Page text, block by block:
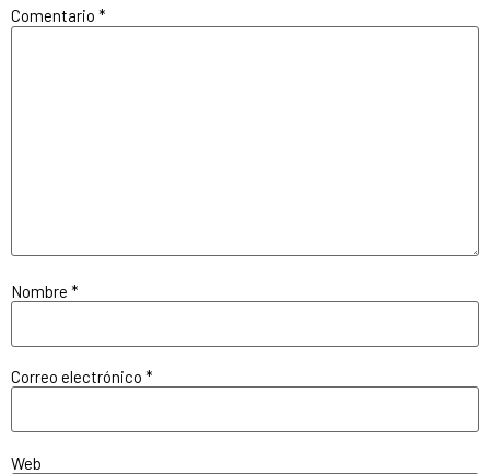
Comentario *
Nombre *
Correo electrónico *
Web